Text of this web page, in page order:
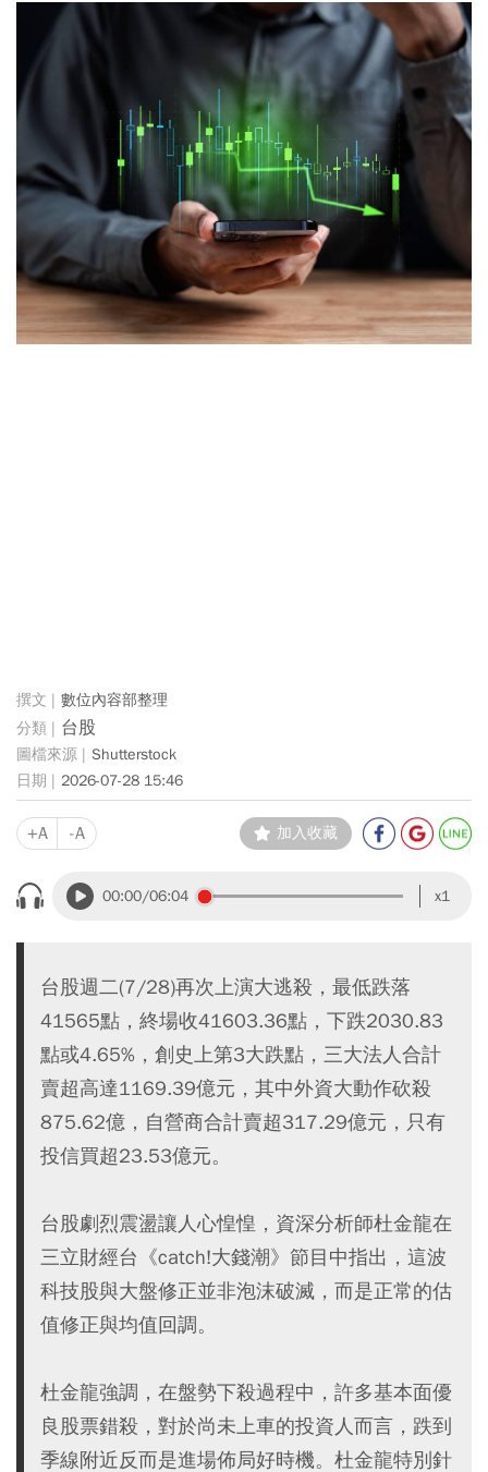
數位內容部整理
台股
Shutterstock
2026-07-28 15:46
+A -A 加入收藏
00:00/06:04 x1
台股週二(7/28)再次上演大逃殺，最低跌落
41565點，終場收41603.36點，下跌2030.83
點或4.65%，創史上第3大跌點，三大法人合計
賣超高達1169.39億元，其中外資大動作砍殺
875.62億，自營商合計賣超317.29億元，只有
投信買超23.53億元。
台股劇烈震盪讓人心惶惶，資深分析師杜金龍在
三立財經台《catch!大錢潮》節目中指出，這波
科技股與大盤修正並非泡沫破滅，而是正常的估
值修正與均值回調。
杜金龍強調，在盤勢下殺過程中，許多基本面優
良股票錯殺，對於尚未上車的投資人而言，跌到
季線附近反而是進場佈局好時機。杜金龍特別針